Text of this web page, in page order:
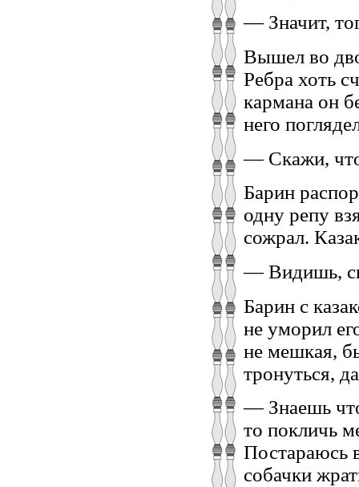
— Значит,
Вышел во
Ребра хоть
кармана он
него
— Скажи,
Барин
одну репу
сожрал.
— Видишь,
Барин с
не уморил
не мешкая,
тронуться,
— Знаешь
то покличь
Постараюсь
собачки